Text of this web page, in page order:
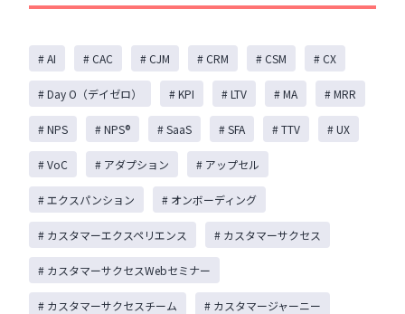
# AI # CAC # CJM # CRM # CSM # CX
# Day O（デイゼロ） # KPI # LTV # MA # MRR
# NPS # NPS®️ # SaaS # SFA # TTV # UX
# VoC # アダプション # アップセル
# エクスパンション # オンボーディング
# カスタマーエクスペリエンス # カスタマーサクセス
# カスタマーサクセスWebセミナー
# カスタマーサクセスチーム # カスタマージャーニー